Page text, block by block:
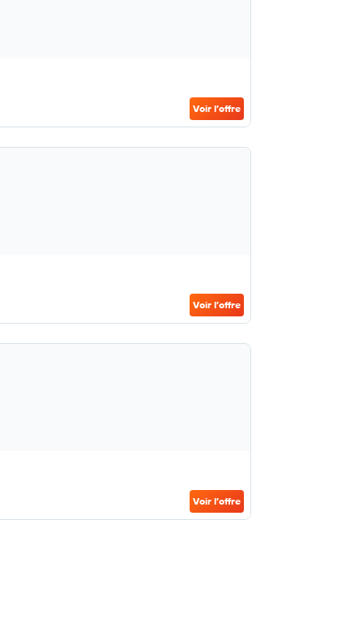
Voir l’offre
Voir l’offre
Voir l’offre